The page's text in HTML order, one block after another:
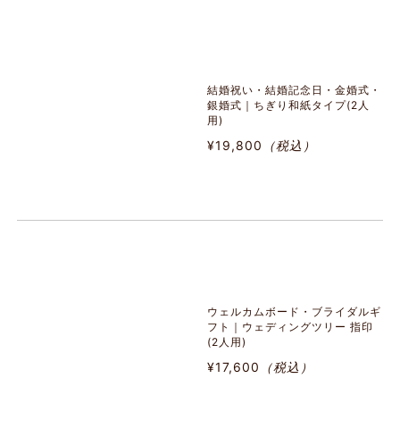
結婚祝い・結婚記念日・金婚式・
銀婚式｜ちぎり和紙タイプ(2人
用)
¥19,800 （税込）
ウェルカムボード・ブライダルギ
フト｜ウェディングツリー 指印
(2人用)
¥17,600 （税込）